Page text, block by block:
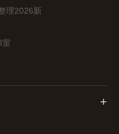
理2026新
室
+